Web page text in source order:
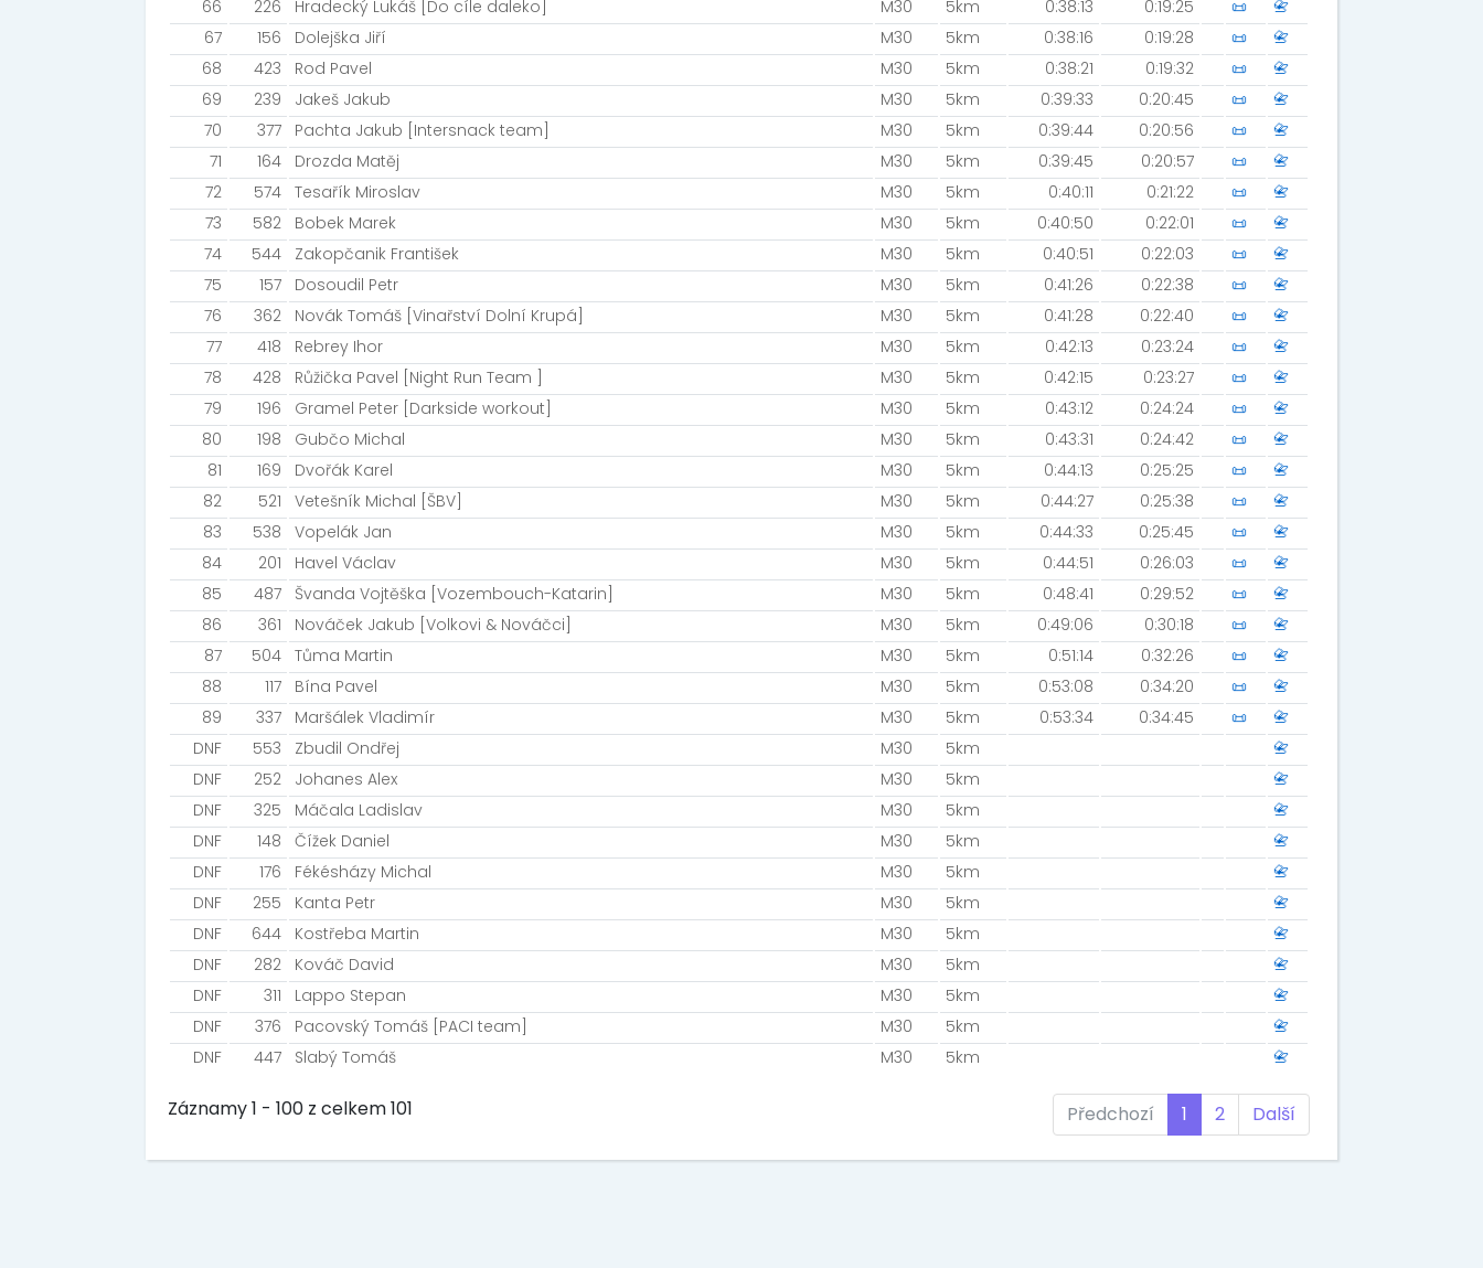
66
226 Hradecký Lukáš [Do cíle daleko] M30 5km 0:38:13 0:19:25 📜
📇
67
156 Dolejška Jiří M30 5km 0:38:16 0:19:28 📜
📇
68
423 Rod Pavel M30 5km 0:38:21 0:19:32 📜
📇
69
239 Jakeš Jakub M30 5km 0:39:33 0:20:45 📜
📇
70
377 Pachta Jakub [Intersnack team] M30 5km 0:39:44 0:20:56 📜
📇
71
164 Drozda Matěj M30 5km 0:39:45 0:20:57 📜
📇
72
574 Tesařík Miroslav M30 5km 0:40:11 0:21:22 📜
📇
73
582 Bobek Marek M30 5km 0:40:50 0:22:01 📜
📇
74
544 Zakopčanik František M30 5km 0:40:51 0:22:03 📜
📇
75
157 Dosoudil Petr M30 5km 0:41:26 0:22:38 📜
📇
76
362 Novák Tomáš [Vinařství Dolní Krupá] M30 5km 0:41:28 0:22:40 📜
📇
77
418 Rebrey Ihor M30 5km 0:42:13 0:23:24 📜
📇
78
428 Růžička Pavel [Night Run Team ] M30 5km 0:42:15 0:23:27 📜
📇
79
196 Gramel Peter [Darkside workout] M30 5km 0:43:12 0:24:24 📜
📇
80
198 Gubčo Michal M30 5km 0:43:31 0:24:42 📜
📇
81
169 Dvořák Karel M30 5km 0:44:13 0:25:25 📜
📇
82
521 Vetešník Michal [ŠBV] M30 5km 0:44:27 0:25:38 📜
📇
83
538 Vopelák Jan M30 5km 0:44:33 0:25:45 📜
📇
84
201 Havel Václav M30 5km 0:44:51 0:26:03 📜
📇
85
487 Švanda Vojtěška [Vozembouch-Katarin] M30 5km 0:48:41 0:29:52 📜
📇
86
361 Nováček Jakub [Volkovi & Nováčci] M30 5km 0:49:06 0:30:18 📜
📇
87
504 Tůma Martin M30 5km 0:51:14 0:32:26 📜
📇
88
117 Bína Pavel M30 5km 0:53:08 0:34:20 📜
📇
89
337 Maršálek Vladimír M30 5km 0:53:34 0:34:45 📜
📇
DNF
553 Zbudil Ondřej M30 5km
📇
DNF
252 Johanes Alex M30 5km
📇
DNF
325 Máčala Ladislav M30 5km
📇
DNF
148 Čížek Daniel M30 5km
📇
DNF
176 Fékésházy Michal M30 5km
📇
DNF
255 Kanta Petr M30 5km
📇
DNF
644 Kostřeba Martin M30 5km
📇
DNF
282 Kováč David M30 5km
📇
DNF
311 Lappo Stepan M30 5km
📇
DNF
376 Pacovský Tomáš [PACI team] M30 5km
📇
DNF
447 Slabý Tomáš M30 5km 📇
Záznamy 1 - 100 z celkem 101 Předchozí 1 2 Další